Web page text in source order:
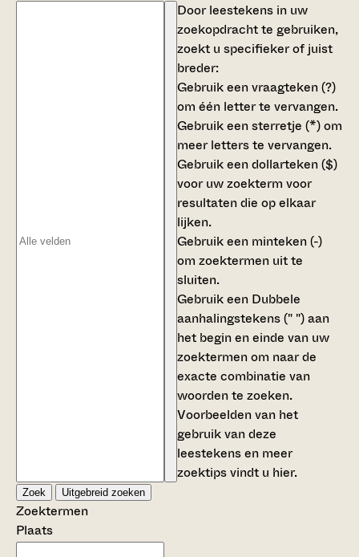
Door leestekens in uw
zoekopdracht te gebruiken,
zoekt u specifieker of juist
breder:
Gebruik eenvraagteken (?)
om één letter te vervangen.
Gebruik eensterretje (*)om
meer letters te vervangen.
Gebruik eendollarteken ($)
voor uw zoekterm voor
resultaten die op elkaar
lijken.
Gebruik een minteken (-)
om zoektermen uit te
sluiten.
Gebruik een Dubbele
aanhalingstekens (" ")aan
het begin en einde van uw
zoektermen om naar de
exacte combinatie van
woorden te zoeken.
Voorbeelden van het
gebruik van deze
leestekens en meer
zoektips vindt u hier.
Zoek Uitgebreid zoeken
Zoektermen
Plaats